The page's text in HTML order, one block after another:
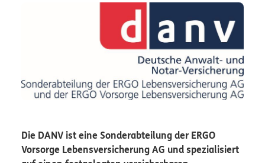
Die DANV ist eine Sonderabteilung der ERGO
Vorsorge Lebensversicherung AG und spezialisiert